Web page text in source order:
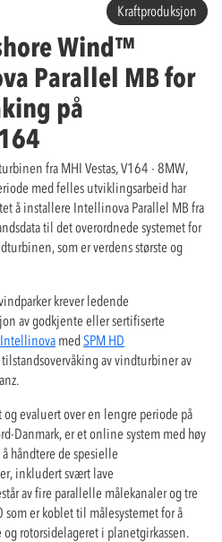
Kraftproduksjon
Wind™
Parallel MB for
på
fra MHI Vestas, V164 - 8MW,
med felles utviklingsarbeid har
å installere Intellinova Parallel MB fra
til det overordnede systemet for
som er verdens største og
krever ledende
av godkjente eller sertifiserte
Intellinova medSPM HD
av vindturbiner av
evaluert over en lengre periode på
Danmark, er et online system med høy
håndtere de spesielle
inkludert svært lave
av fire parallelle målekanaler og tre
er koblet til målesystemet for å
rotorsidelageret i planetgirkassen.